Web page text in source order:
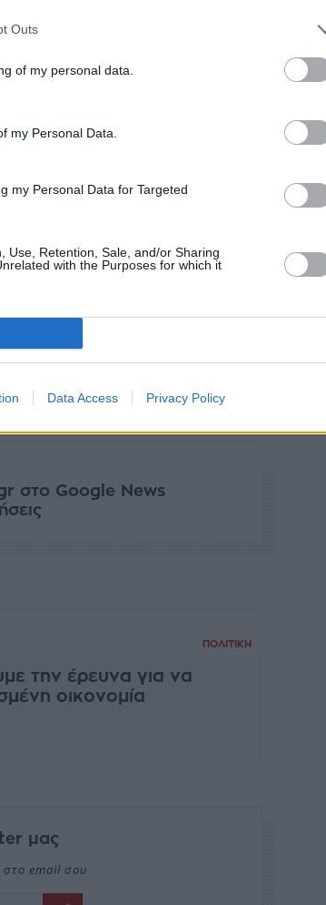
Outs
of my personal data.
my Personal Data.
my Personal Data for Targeted
Use, Retention, Sale, and/or Sharing
with the Purposes for which it
Data Access Privacy Policy
το χαμηλότερο επίπεδο του
facebook tweet share
στο Google News
ΠΟΛΙΤΙΚΉ
την έρευνα για να
οικονομία
μας
στο email σου